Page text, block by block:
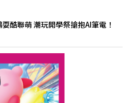
酷聯萌 潮玩開學祭搶抱AI筆電！